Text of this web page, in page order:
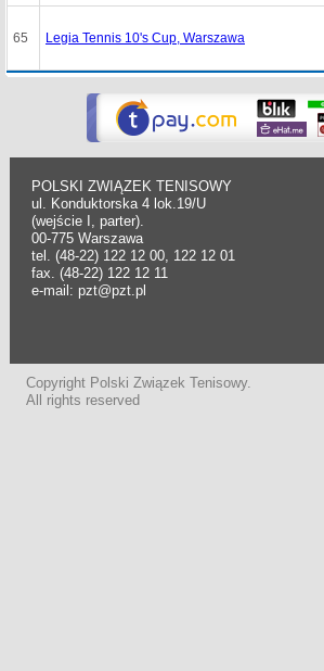
65 Legia Tennis 10's Cup, Warszawa
POLSKI ZWIĄZEK TENISOWY
ul. Konduktorska 4 lok.19/U
(wejście I, parter).
00-775 Warszawa
tel. (48-22) 122 12 00, 122 12 01
fax. (48-22) 122 12 11
e-mail: pzt@pzt.pl
Copyright Polski Związek Tenisowy.
All rights reserved